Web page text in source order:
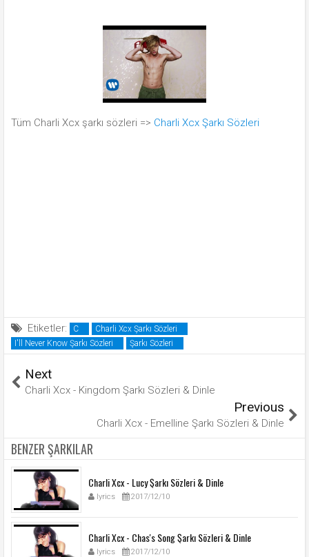
Tüm Charli Xcx şarkı sözleri => Charli Xcx Şarkı Sözleri
Etiketler: C
Charli Xcx Şarkı Sözleri
I'll Never Know Şarkı Sözleri
Şarkı Sözleri
Next
Charli Xcx - Kingdom Şarkı Sözleri & Dinle
Previous
Charli Xcx - Emelline Şarkı Sözleri & Dinle
BENZER ŞARKILAR
Charli Xcx - Lucy Şarkı Sözleri & Dinle
lyrics 2017/12/10
Charli Xcx - Chas's Song Şarkı Sözleri & Dinle
lyrics 2017/12/10